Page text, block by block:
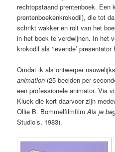
rechtopstaand prentenboek. Een
prentenboekenkrokodil), die tot
schrikt wakker en rolt van het
in het boek te verdwijnen. In het
krokodil als ‘levende’
Omdat ik als ontwerper
animation (25 beelden per
een professionele animator. Via
Kluck die kort daarvoor zijn
Ollie B. BommelfilmfilmAls je
Studio’s, 1983).